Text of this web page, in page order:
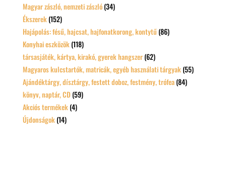
Magyar zászló, nemzeti zászló (34)
Ékszerek (152)
Hajápolás: fésű, hajcsat, hajfonatkorong, kontytű (86)
Konyhai eszközök (118)
társasjáték, kártya, kirakó, gyerek hangszer (62)
Magyaros kulcstartók, matricák, egyéb használati tárgyak (55)
Ajándéktárgy, dísztárgy, festett doboz, festmény, trófea (84)
könyv, naptár, CD (59)
Akciós termékek (4)
Újdonságok (14)